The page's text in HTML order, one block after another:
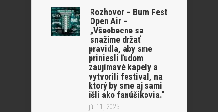
Rozhovor – Burn Fest
Open Air –
„Všeobecne sa
snažíme držať
pravidla, aby sme
priniesli ľudom
zaujímavé kapely a
vytvorili festival, na
ktorý by sme aj sami
išli ako fanúšikovia.“
júl 11, 2025